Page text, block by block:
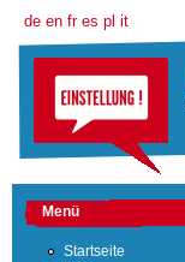
de en fr es pl it
Menü
Startseite